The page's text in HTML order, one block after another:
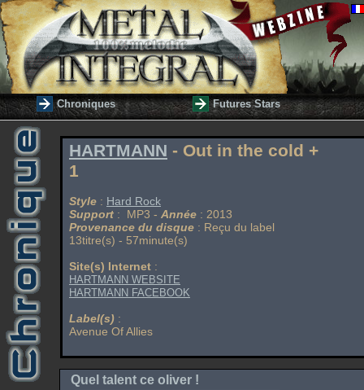
Chroniques Futures Stars
HARTMANN - Out in the cold +
1
Style : Hard Rock
Support : MP3 - Année : 2013
Provenance du disque : Reçu du label
13titre(s) - 57minute(s)
Site(s) Internet :
HARTMANN WEBSITE
HARTMANN FACEBOOK
Label(s) :
Avenue Of Allies
Quel talent ce oliver !